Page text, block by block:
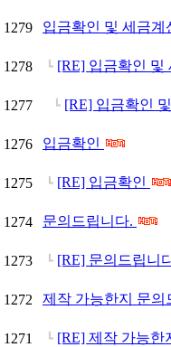
1279 입금확인 및 세금계
1278 ┗ [RE] 입금확인 및
1277 ┗ [RE] 입금확인
1276 입금확인
1275 ┗ [RE] 입금확인
1274 문의드립니다.
1273 ┗ [RE] 문의드립니
1272 제작 가능한지 문의
1271 ┗ [RE] 제작 가능한